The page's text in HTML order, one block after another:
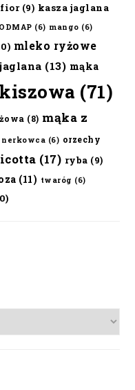
(9) kasza jaglana
(6) mango (6)
mleko ryżowe
(13) mąka
(71)
(8) mąka z
(6) orzechy
(17) ryba (9)
(11) twaróg (6)